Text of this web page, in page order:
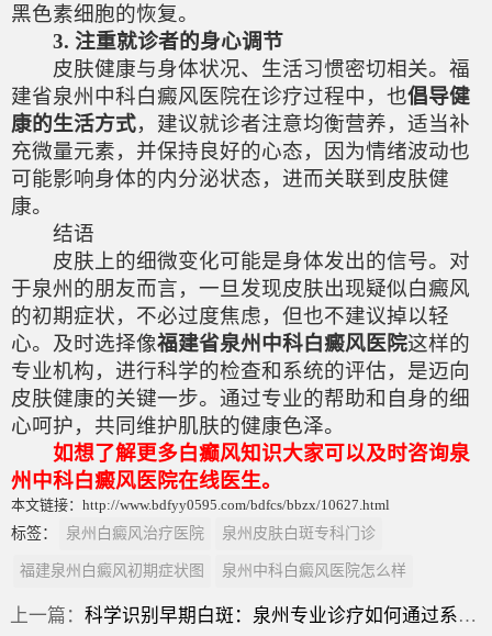
黑色素细胞的恢复。
3. 注重就诊者的身心调节
皮肤健康与身体状况、生活习惯密切相关。福
建省泉州中科白癜风医院在诊疗过程中，也倡导健
康的生活方式，建议就诊者注意均衡营养，适当补
充微量元素，并保持良好的心态，因为情绪波动也
可能影响身体的内分泌状态，进而关联到皮肤健
康。
结语
皮肤上的细微变化可能是身体发出的信号。对
于泉州的朋友而言，一旦发现皮肤出现疑似白癜风
的初期症状，不必过度焦虑，但也不建议掉以轻
心。及时选择像福建省泉州中科白癜风医院这样的
专业机构，进行科学的检查和系统的评估，是迈向
皮肤健康的关键一步。通过专业的帮助和自身的细
心呵护，共同维护肌肤的健康色泽。
如想了解更多白癫风知识大家可以及时咨询泉
州中科白癜风医院在线医生。
本文链接：http://www.bdfyy0595.com/bdfcs/bbzx/10627.html
标签：
泉州白癜风治疗医院 泉州皮肤白斑专科门诊
福建泉州白癜风初期症状图 泉州中科白癜风医院怎么样
上一篇：科学识别早期白斑：泉州专业诊疗如何通过系统评估制定干预方案